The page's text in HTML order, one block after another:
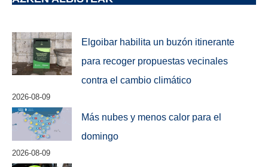
Elgoibar habilita un buzón itinerante
para recoger propuestas vecinales
contra el cambio climático
2026-08-09
Más nubes y menos calor para el
domingo
2026-08-09